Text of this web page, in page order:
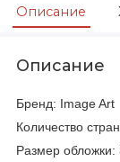
Описание
Описание
Бренд: Image Art
Количество
Размер обложки: